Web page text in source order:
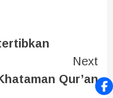
Next
Qur’an